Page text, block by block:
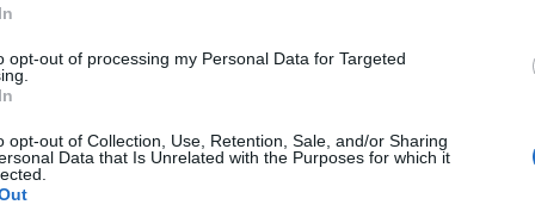
opt-out of processing my Personal Data for Targeted
opt-out of Collection, Use, Retention, Sale, and/or Sharing
Data that Is Unrelated with the Purposes for which it